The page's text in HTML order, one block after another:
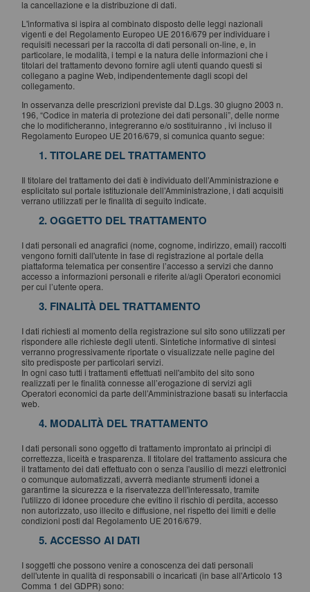
la cancellazione e la distribuzione di dati.
L'informativa si ispira al combinato disposto delle leggi nazionali
vigenti e del Regolamento Europeo UE 2016/679 per individuare i
requisiti necessari per la raccolta di dati personali on-line, e, in
particolare, le modalità, i tempi e la natura delle informazioni che i
titolari del trattamento devono fornire agli utenti quando questi si
collegano a pagine Web, indipendentemente dagli scopi del
collegamento.
In osservanza delle prescrizioni previste dal D.Lgs. 30 giugno 2003 n.
196, “Codice in materia di protezione dei dati personali”, delle norme
che lo modificheranno, integreranno e/o sostituiranno , ivi incluso il
Regolamento Europeo UE 2016/679, si comunica quanto segue:
1. TITOLARE DEL TRATTAMENTO
Il titolare del trattamento dei dati è individuato dell’Amministrazione e
esplicitato sul portale istituzionale dell’Amministrazione, i dati acquisiti
verrano utilizzati per le finalità di seguito indicate.
2. OGGETTO DEL TRATTAMENTO
I dati personali ed anagrafici (nome, cognome, indirizzo, email) raccolti
vengono forniti dall'utente in fase di registrazione al portale della
piattaforma telematica per consentire l’accesso a servizi che danno
accesso a informazioni personali e riferite al/agli Operatori economici
per cui l’utente opera.
3. FINALITÀ DEL TRATTAMENTO
I dati richiesti al momento della registrazione sul sito sono utilizzati per
rispondere alle richieste degli utenti. Sintetiche informative di sintesi
verranno progressivamente riportate o visualizzate nelle pagine del
sito predisposte per particolari servizi.
In ogni caso tutti i trattamenti effettuati nell'ambito del sito sono
realizzati per le finalità connesse all’erogazione di servizi agli
Operatori economici da parte dell’Amministrazione basati su interfaccia
web.
4. MODALITÀ DEL TRATTAMENTO
I dati personali sono oggetto di trattamento improntato ai principi di
correttezza, liceità e trasparenza. Il titolare del trattamento assicura che
il trattamento dei dati effettuato con o senza l'ausilio di mezzi elettronici
o comunque automatizzati, avverrà mediante strumenti idonei a
garantirne la sicurezza e la riservatezza dell'interessato, tramite
l'utilizzo di idonee procedure che evitino il rischio di perdita, accesso
non autorizzato, uso illecito e diffusione, nel rispetto dei limiti e delle
condizioni posti dal Regolamento UE 2016/679.
5. ACCESSO AI DATI
I soggetti che possono venire a conoscenza dei dati personali
dell'utente in qualità di responsabili o incaricati (in base all'Articolo 13
Comma 1 del GDPR) sono: